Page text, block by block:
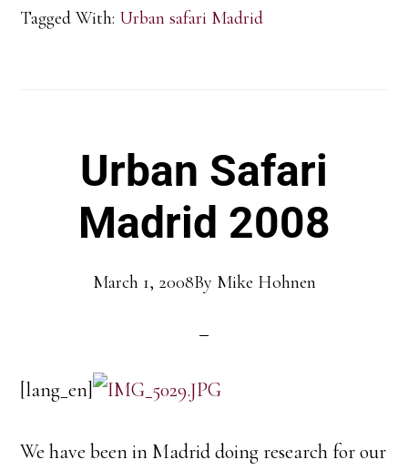
Tagged With: Urban safari Madrid
Urban Safari
Madrid 2008
March 1, 2008By Mike Hohnen
[lang_en]
We have been in Madrid doing research for our